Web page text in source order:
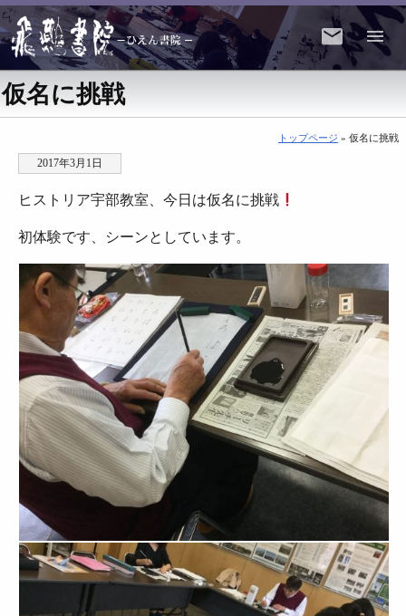
仮名に挑戦
トップページ » 仮名に挑戦
2017年3月1日
ヒストリア宇部教室、今日は仮名に挑戦
初体験です、シーンとしています。